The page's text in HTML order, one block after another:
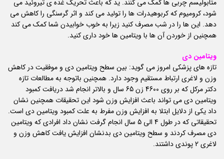
متابولیسم چربی ها کمک می کنند. ید که باعث تحریک غده ی تیروئید می
شود، کرومیوم که کربوهیدرات ها را تولید می کند و اثر گرسنگی را کاهش می
دهد. این ها را در شب مصرف کنید زیرا به خوب خوابیدن شما کمک می کند
همچنین از خوردن آن ها با ویتامین ها خود داری کنید.
ویتامین دی
تازه های پزشکی امروز می گوید: بین سطح ویتامین دی و موفقیت در کاهش
وزن و لاغری ارتباط مستقیم وجود دارد. همچنین باتوجه به مطالعات تازه
دکتر مرکل که بر روی 4600 زن 65 سال و بالاتر انجام شد دریافت کمبود
ویتامین دی می تواند باعث افزایش وزن شود این تحقیقات همچنین نشان
داد یکی از دلایل ابتلا به افزایش وزن مفرط به علت کمبود ویتامین دی است.
تحقیقاتی که در طول 4 الی 5 سال انجام گرفت نشان داد افرادی که ویتامین
دی مصرف کردند و سطح ویتامین دی بدنشان افزایش یافت کاهش وزن و
لاغری 2 پوندی داشتند.